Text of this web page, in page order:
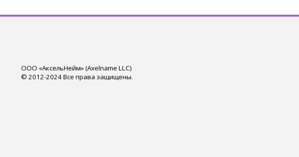
ООО «АксельНейм» (Axelname LLC)
© 2012-2024 Все права защищены.